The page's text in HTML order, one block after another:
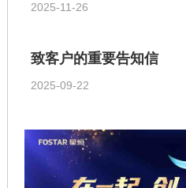
2025-11-26
致客户的重要告知信
2025-09-22